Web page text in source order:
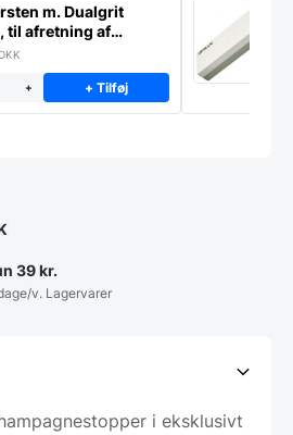
m. Dualgrit
til afretning af
DKK
+ + Tilføj
39 kr.
v. Lagervarer
i eksklusivt